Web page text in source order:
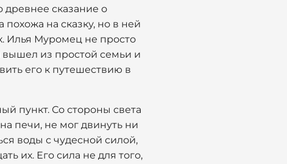
сказание о
похожа на сказку, но в ней
Илья Муромец не просто
из простой семьи и
его к путешествию в
пункт. Со стороны света
печи, не мог двинуть ни
воды с чудесной силой,
их. Его сила не для того,